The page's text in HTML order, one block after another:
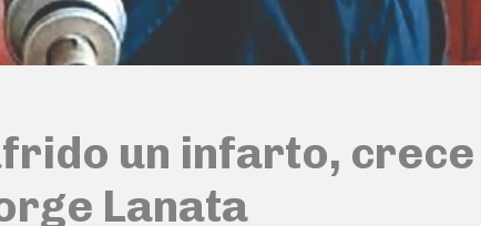
un infarto,
Lanata